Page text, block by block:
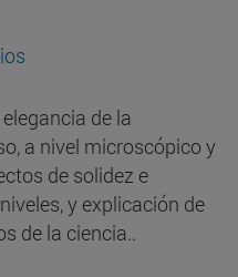
de la
a nivel microscópico y
de solidez e
y explicación de
de la ciencia..